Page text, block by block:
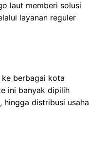
laut memberi solusi
layanan reguler
ke berbagai kota
ini banyak dipilih
hingga distribusi usaha